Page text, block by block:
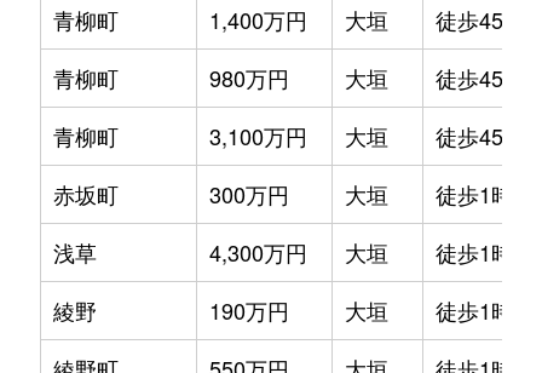
青柳町
1,400万円 大垣
徒歩45分
青柳町
980万円 大垣
徒歩45分
青柳町
3,100万円 大垣
徒歩45分
赤坂町
300万円 大垣
徒歩1時間
浅草
4,300万円 大垣
徒歩1時間
綾野
190万円 大垣
徒歩1時間